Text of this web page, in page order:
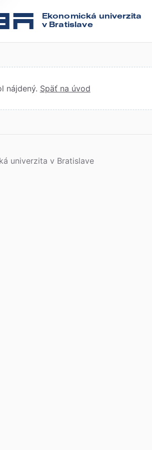
Ekonomická univerzita
v Bratislave
nájdený. Späť na úvod
univerzita v Bratislave